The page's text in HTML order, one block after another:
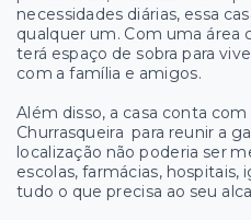
necessidades diárias, essa
qualquer um. Com uma área
terá espaço de sobra para
com a família e amigos.
Além disso, a casa conta
Churrasqueira para reunir a
localização não poderia ser
escolas, farmácias, hospitais,
tudo o que precisa ao seu